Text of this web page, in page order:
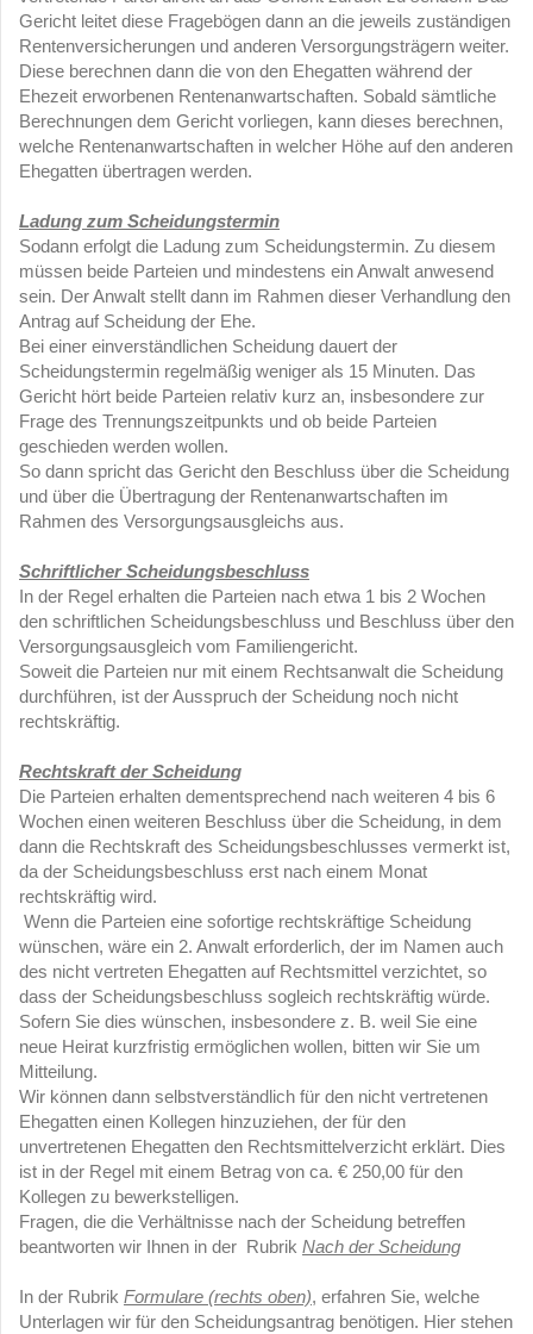
Gericht leitet diese Fragebögen dann an die jeweils zuständigen
Rentenversicherungen und anderen Versorgungsträgern weiter.
Diese berechnen dann die von den Ehegatten während der
Ehezeit erworbenen Rentenanwartschaften. Sobald sämtliche
Berechnungen dem Gericht vorliegen, kann dieses berechnen,
welche Rentenanwartschaften in welcher Höhe auf den anderen
Ehegatten übertragen werden.
Ladung zum Scheidungstermin
Sodann erfolgt die Ladung zum Scheidungstermin. Zu diesem
müssen beide Parteien und mindestens ein Anwalt anwesend
sein. Der Anwalt stellt dann im Rahmen dieser Verhandlung den
Antrag auf Scheidung der Ehe.
Bei einer einverständlichen Scheidung dauert der
Scheidungstermin regelmäßig weniger als 15 Minuten. Das
Gericht hört beide Parteien relativ kurz an, insbesondere zur
Frage des Trennungszeitpunkts und ob beide Parteien
geschieden werden wollen.
So dann spricht das Gericht den Beschluss über die Scheidung
und über die Übertragung der Rentenanwartschaften im
Rahmen des Versorgungsausgleichs aus.
Schriftlicher Scheidungsbeschluss
In der Regel erhalten die Parteien nach etwa 1 bis 2 Wochen
den schriftlichen Scheidungsbeschluss und Beschluss über den
Versorgungsausgleich vom Familiengericht.
Soweit die Parteien nur mit einem Rechtsanwalt die Scheidung
durchführen, ist der Ausspruch der Scheidung noch nicht
rechtskräftig.
Rechtskraft der Scheidung
Die Parteien erhalten dementsprechend nach weiteren 4 bis 6
Wochen einen weiteren Beschluss über die Scheidung, in dem
dann die Rechtskraft des Scheidungsbeschlusses vermerkt ist,
da der Scheidungsbeschluss erst nach einem Monat
rechtskräftig wird.
Wenn die Parteien eine sofortige rechtskräftige Scheidung
wünschen, wäre ein 2. Anwalt erforderlich, der im Namen auch
des nicht vertreten Ehegatten auf Rechtsmittel verzichtet, so
dass der Scheidungsbeschluss sogleich rechtskräftig würde.
Sofern Sie dies wünschen, insbesondere z. B. weil Sie eine
neue Heirat kurzfristig ermöglichen wollen, bitten wir Sie um
Mitteilung.
Wir können dann selbstverständlich für den nicht vertretenen
Ehegatten einen Kollegen hinzuziehen, der für den
unvertretenen Ehegatten den Rechtsmittelverzicht erklärt. Dies
ist in der Regel mit einem Betrag von ca. € 250,00 für den
Kollegen zu bewerkstelligen.
Fragen, die die Verhältnisse nach der Scheidung betreffen
beantworten wir Ihnen in der Rubrik Nach der Scheidung
In der Rubrik Formulare (rechts oben), erfahren Sie, welche
Unterlagen wir für den Scheidungsantrag benötigen. Hier stehen